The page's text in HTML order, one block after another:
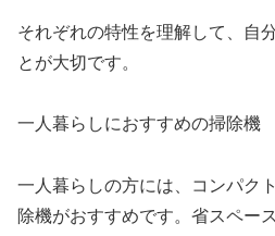
それぞれの特性を理解して、自
とが大切です。
一人暮らしにおすすめの掃除機
一人暮らしの方には、コンパク
除機がおすすめです。省スペー